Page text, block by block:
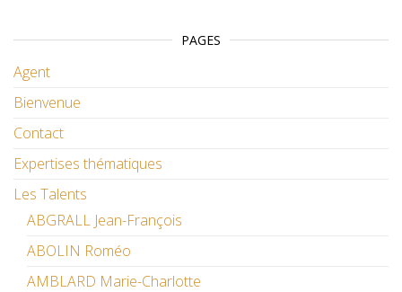
PAGES
Agent
Bienvenue
Contact
Expertises thématiques
Les Talents
ABGRALL Jean-François
ABOLIN Roméo
AMBLARD Marie-Charlotte